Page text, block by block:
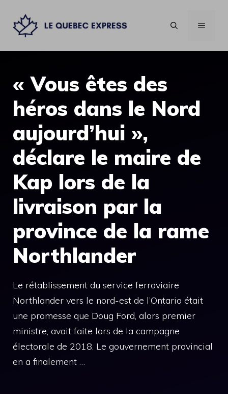
contenu
MENU
« Vous êtes des
héros dans le Nord
aujourd’hui »,
déclare le maire de
Kap lors de la
livraison par la
province de la rame
Northlander
Le rétablissement du service ferroviaire
Northlander vers le nord-est de l’Ontario était
une promesse que Doug Ford, alors premier
ministre, avait faite lors de la campagne
électorale de 2018. Le gouvernement provincial
en a finalement …